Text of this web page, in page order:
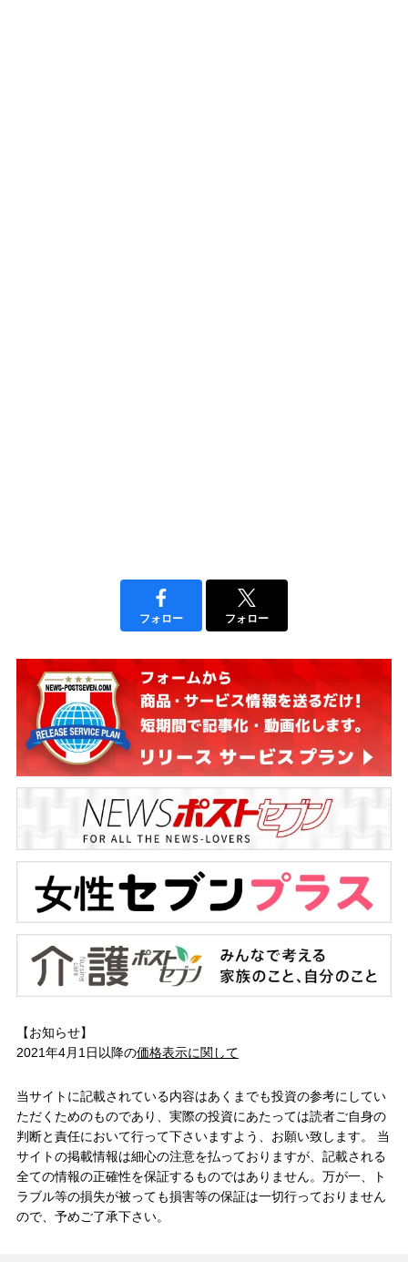
フォロー フォロー
【お知らせ】
2021年4月1日以降の価格表示に関して
当サイトに記載されている内容はあくまでも投資の参考にしてい
ただくためのものであり、実際の投資にあたっては読者ご自身の
判断と責任において行って下さいますよう、お願い致します。 当
サイトの掲載情報は細心の注意を払っておりますが、記載される
全ての情報の正確性を保証するものではありません。万が一、ト
ラブル等の損失が被っても損害等の保証は一切行っておりません
ので、予めご了承下さい。